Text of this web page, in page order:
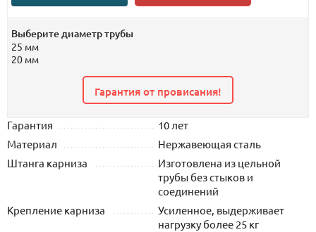
Выберите диаметр трубы
25 мм
20 мм
Гарантия от провисания!
Гарантия
10 лет
Материал
Нержавеющая сталь
Штанга карниза
Изготовлена из цельной
трубы без стыков и
соединений
Крепление карниза
Усиленное, выдерживает
нагрузку более 25 кг